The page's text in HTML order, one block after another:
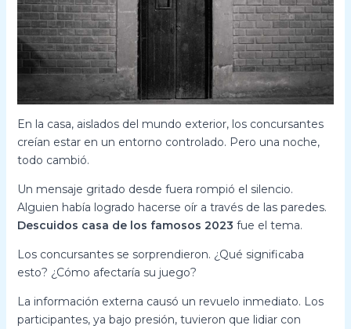
En la casa, aislados del mundo exterior, los concursantes
creían estar en un entorno controlado. Pero una noche,
todo cambió.
Un mensaje gritado desde fuera rompió el silencio.
Alguien había logrado hacerse oír a través de las paredes.
Descuidos casa de los famosos 2023 fue el tema.
Los concursantes se sorprendieron. ¿Qué significaba
esto? ¿Cómo afectaría su juego?
La información externa causó un revuelo inmediato. Los
participantes, ya bajo presión, tuvieron que lidiar con